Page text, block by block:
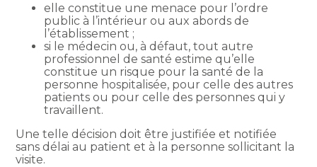
elle constitue une menace pour l’ordre
public à l’intérieur ou aux abords de
l’établissement ;
si le médecin ou, à défaut, tout autre
professionnel de santé estime qu’elle
constitue un risque pour la santé de la
personne hospitalisée, pour celle des autres
patients ou pour celle des personnes qui y
travaillent.
Une telle décision doit être justifiée et notifiée
sans délai au patient et à la personne sollicitant la
visite.